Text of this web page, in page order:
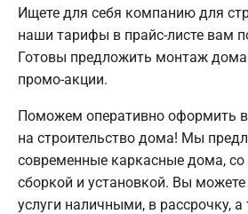
Ищете для себя компанию для
наши тарифы в прайс-листе вам
Готовы предложить монтаж дома
промо-акции.
Поможем оперативно оформить
на строительство дома! Мы
современные каркасные дома, со
сборкой и установкой. Вы
услуги наличными, в рассрочку, а